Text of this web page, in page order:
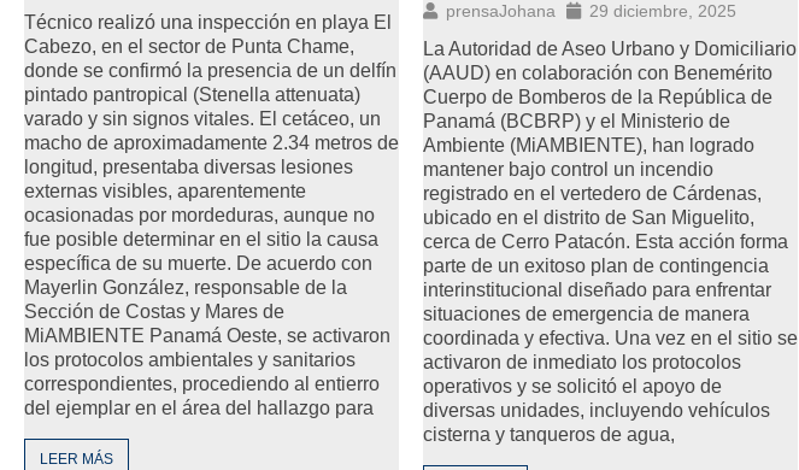
Técnico realizó una inspección en playa El
Cabezo, en el sector de Punta Chame,
donde se confirmó la presencia de un delfín
pintado pantropical (Stenella attenuata)
varado y sin signos vitales. El cetáceo, un
macho de aproximadamente 2.34 metros de
longitud, presentaba diversas lesiones
externas visibles, aparentemente
ocasionadas por mordeduras, aunque no
fue posible determinar en el sitio la causa
específica de su muerte. De acuerdo con
Mayerlin González, responsable de la
Sección de Costas y Mares de
MiAMBIENTE Panamá Oeste, se activaron
los protocolos ambientales y sanitarios
correspondientes, procediendo al entierro
del ejemplar en el área del hallazgo para
LEER MÁS
prensaJohana 29 diciembre, 2025
La Autoridad de Aseo Urbano y Domiciliario
(AAUD) en colaboración con Benemérito
Cuerpo de Bomberos de la República de
Panamá (BCBRP) y el Ministerio de
Ambiente (MiAMBIENTE), han logrado
mantener bajo control un incendio
registrado en el vertedero de Cárdenas,
ubicado en el distrito de San Miguelito,
cerca de Cerro Patacón. Esta acción forma
parte de un exitoso plan de contingencia
interinstitucional diseñado para enfrentar
situaciones de emergencia de manera
coordinada y efectiva. Una vez en el sitio se
activaron de inmediato los protocolos
operativos y se solicitó el apoyo de
diversas unidades, incluyendo vehículos
cisterna y tanqueros de agua,